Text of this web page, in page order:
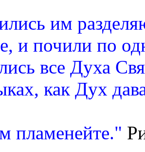
им
и почили по
все Духа
как Дух
пламенейте."